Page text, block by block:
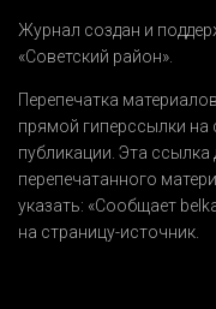
Журнал создан и
«Советский район».
Перепечатка
прямой гиперссылки
публикации. Эта
перепечатанного
указать: «Сообщает
на страницу-источник.